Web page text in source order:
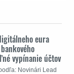
eura
vypínanie účtov
Novinári Lead